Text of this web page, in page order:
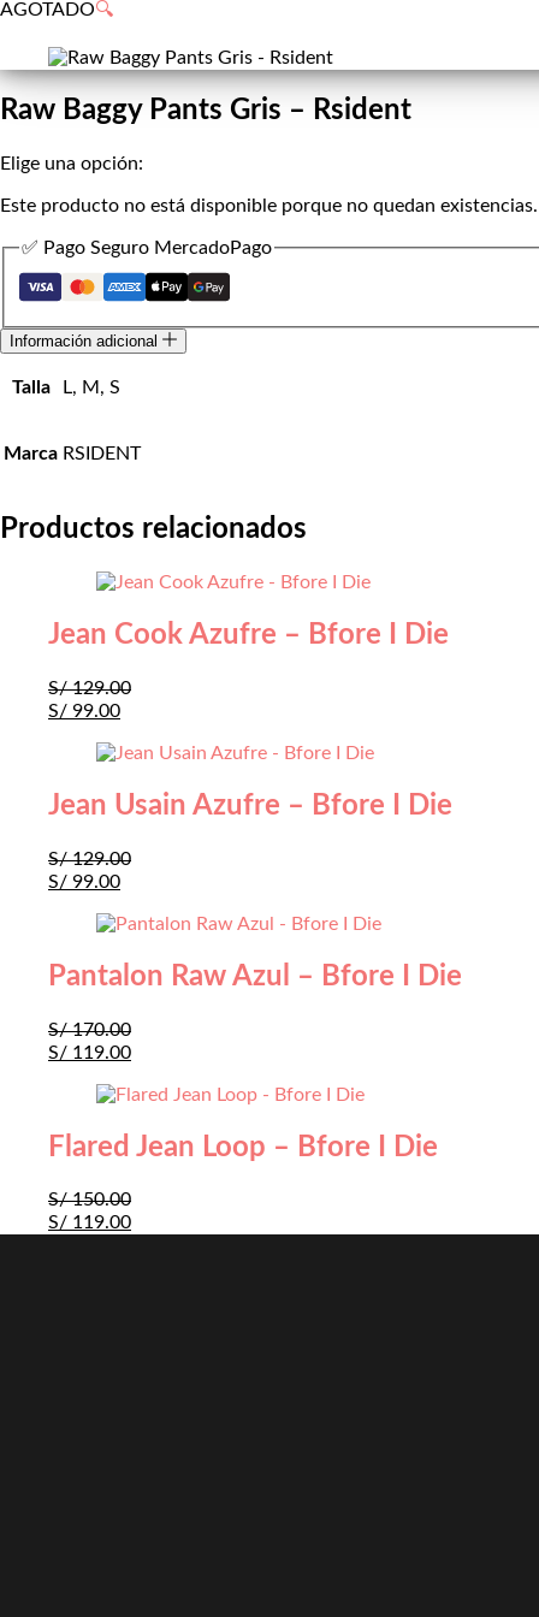
AGOTADO🔍
Raw Baggy Pants Gris – Rsident
Elige una opción:
Este producto no está disponible porque no quedan existencias.
✅ Pago Seguro MercadoPago
Información adicional
Talla L, M, S
Marca RSIDENT
Productos relacionados
Jean Cook Azufre – Bfore I Die
S/129.00
S/ 99.00
Jean Usain Azufre – Bfore I Die
S/129.00
S/ 99.00
Pantalon Raw Azul – Bfore I Die
S/170.00
S/ 119.00
Flared Jean Loop – Bfore I Die
S/150.00
S/ 119.00